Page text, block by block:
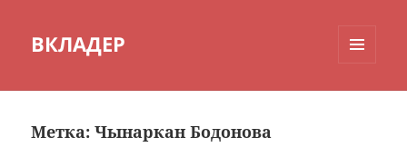
ВКЛАДЕР
Метка:Чынаркан Бодонова